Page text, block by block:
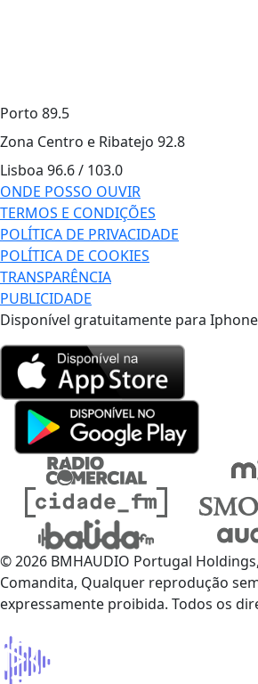
Porto 89.5
Zona Centro e Ribatejo 92.8
Lisboa 96.6 / 103.0
ONDE POSSO OUVIR
TERMOS E CONDIÇÕES
POLÍTICA DE PRIVACIDADE
POLÍTICA DE COOKIES
TRANSPARÊNCIA
PUBLICIDADE
Disponível gratuitamente para
© 2026 BMHAUDIO Portugal
Comandita, Qualquer reprodução
expressamente proibida. Todos os